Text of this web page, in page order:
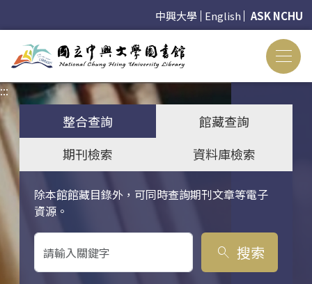
中興大學 English ASK NCHU
:::
整合查詢
館藏查詢
期刊檢索
資料庫檢索
除本館館藏目錄外，可同時查詢期刊文章等電子
資源。
關鍵字搜尋
search 搜索